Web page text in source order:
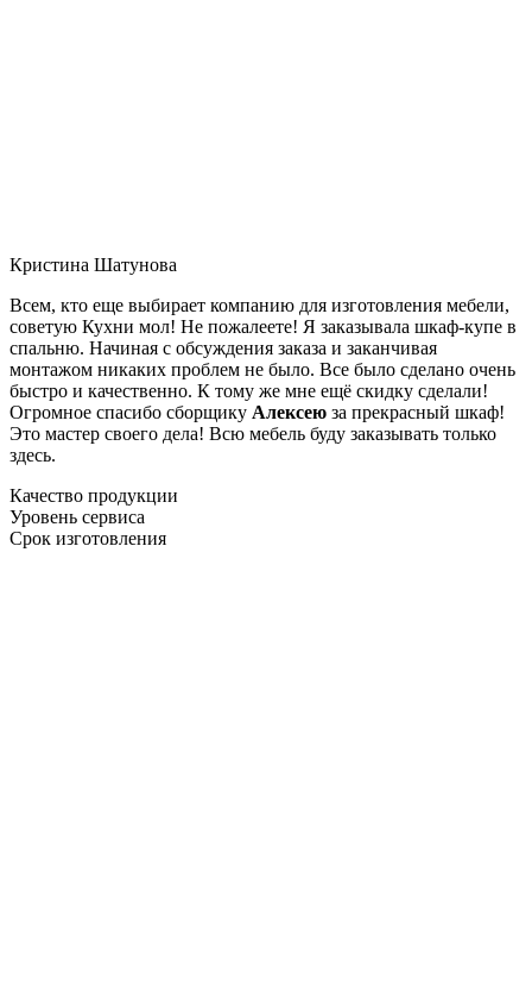
Кристина Шатунова
Всем, кто еще выбирает компанию для изготовления мебели,
советую Кухни мол! Не пожалеете! Я заказывала шкаф-купе в
спальню. Начиная с обсуждения заказа и заканчивая
монтажом никаких проблем не было. Все было сделано очень
быстро и качественно. К тому же мне ещё скидку сделали!
Огромное спасибо сборщику Алексею за прекрасный шкаф!
Это мастер своего дела! Всю мебель буду заказывать только
здесь.
Качество продукции
Уровень сервиса
Срок изготовления